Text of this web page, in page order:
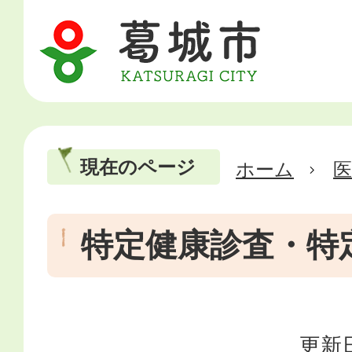
現在のページ ホーム
特定健康診査・特
更新